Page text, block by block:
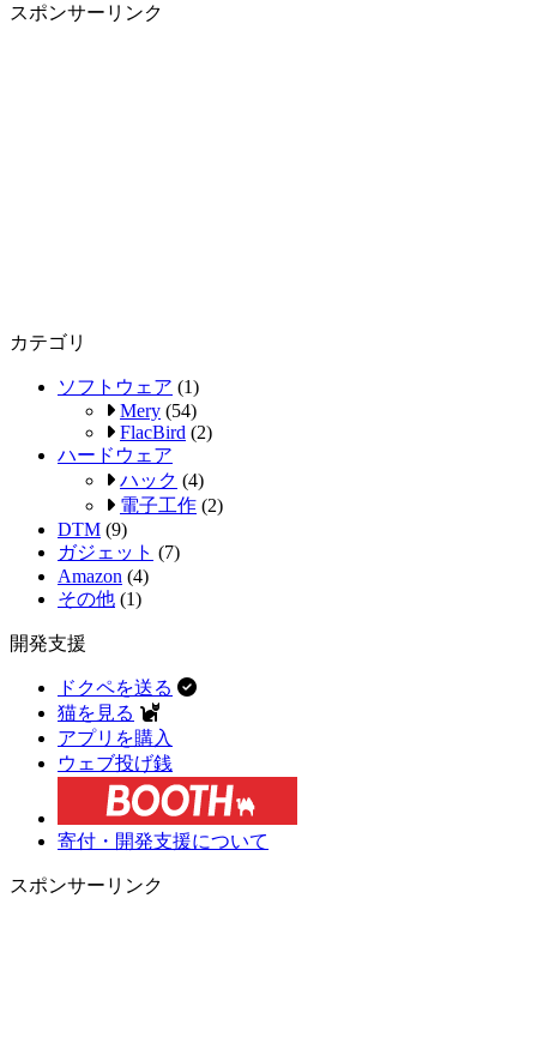
スポンサーリンク
カテゴリ
ソフトウェア (1)
Mery (54)
FlacBird (2)
ハードウェア
ハック (4)
電子工作 (2)
DTM (9)
ガジェット (7)
Amazon (4)
その他 (1)
開発支援
ドクペを送る
猫を見る
アプリを購入
ウェブ投げ銭
寄付・開発支援について
スポンサーリンク